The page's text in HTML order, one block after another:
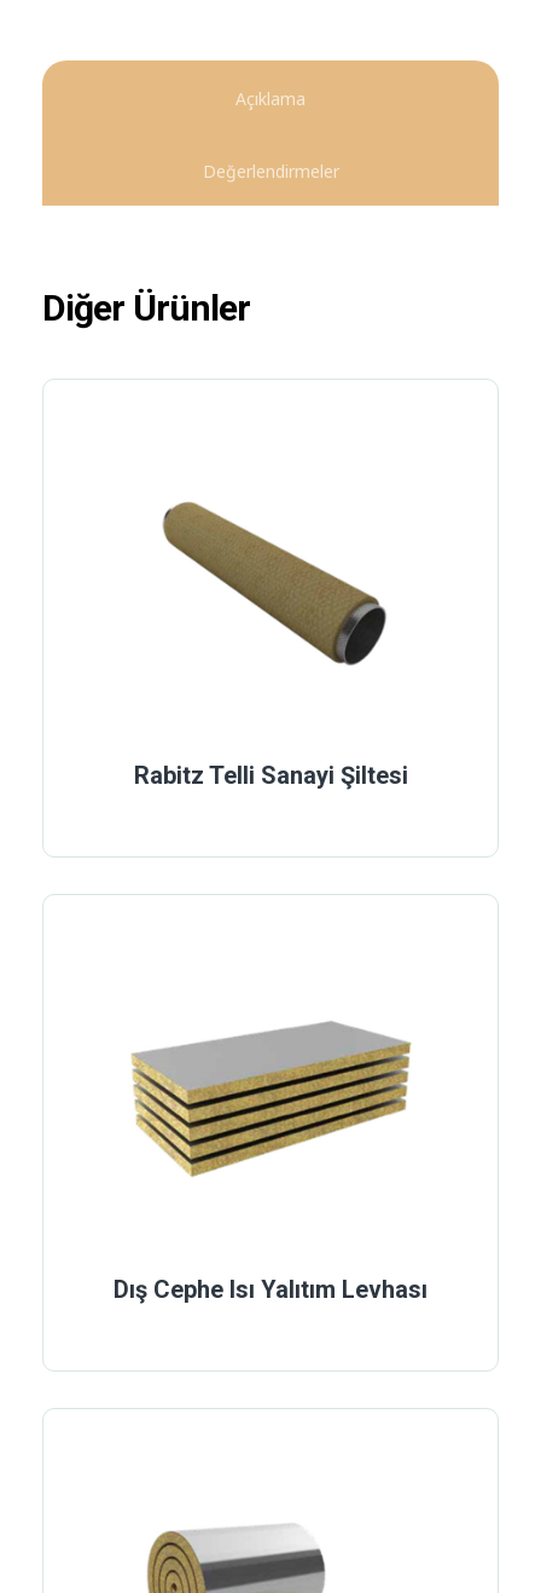
Açıklama
Değerlendirmeler
Diğer Ürünler
Rabitz Telli Sanayi Şiltesi
Dış Cephe Isı Yalıtım Levhası